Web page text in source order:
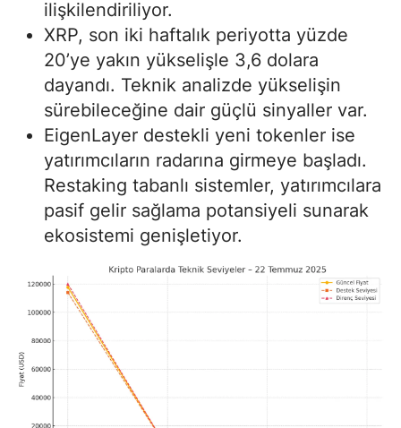
ilişkilendiriliyor.
XRP, son iki haftalık periyotta yüzde
20’ye yakın yükselişle 3,6 dolara
dayandı. Teknik analizde yükselişin
sürebileceğine dair güçlü sinyaller var.
EigenLayer destekli yeni tokenler ise
yatırımcıların radarına girmeye başladı.
Restaking tabanlı sistemler, yatırımcılara
pasif gelir sağlama potansiyeli sunarak
ekosistemi genişletiyor.